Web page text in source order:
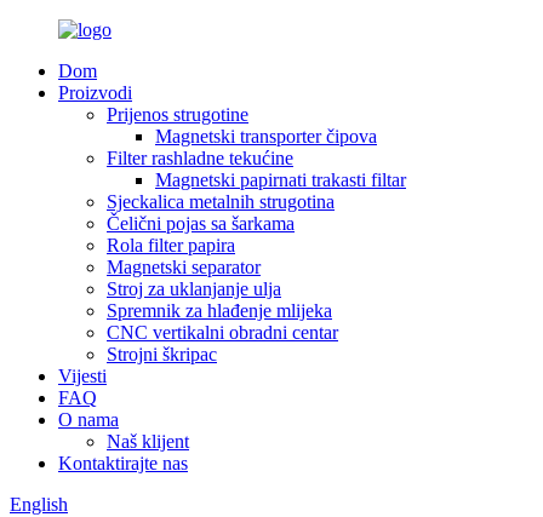
Dom
Proizvodi
Prijenos strugotine
Magnetski transporter čipova
Filter rashladne tekućine
Magnetski papirnati trakasti filtar
Sjeckalica metalnih strugotina
Čelični pojas sa šarkama
Rola filter papira
Magnetski separator
Stroj za uklanjanje ulja
Spremnik za hlađenje mlijeka
CNC vertikalni obradni centar
Strojni škripac
Vijesti
FAQ
O nama
Naš klijent
Kontaktirajte nas
English